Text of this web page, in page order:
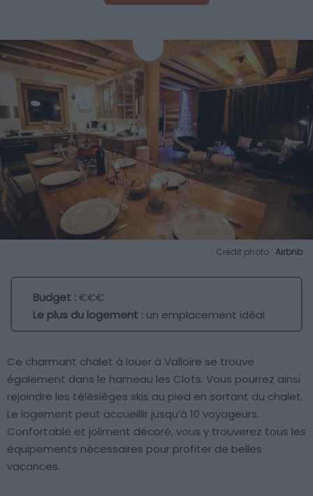
Crédit photo : Airbnb
Budget :€€€
Le plus du logement : un emplacement idéal
Ce charmant chalet à louer à Valloire se trouve
également dans le hameau les Clots. Vous pourrez ainsi
rejoindre les télésièges skis au pied en sortant du chalet.
Le logement peut accueillir jusqu’à 10 voyageurs.
Confortable et joliment décoré, vous y trouverez tous les
équipements nécessaires pour profiter de belles
vacances.